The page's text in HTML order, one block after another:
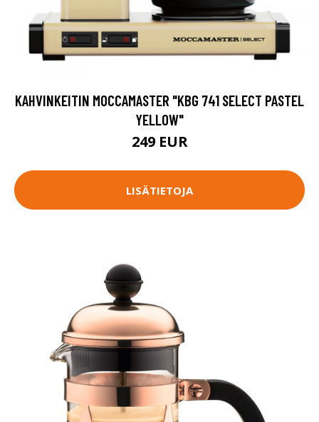
KAHVINKEITIN MOCCAMASTER "KBG 741 SELECT PASTEL
YELLOW"
249 EUR
LISÄTIETOJA